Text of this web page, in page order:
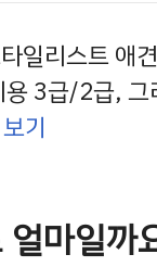
일리스트 애
3급/2급,
기
마일까